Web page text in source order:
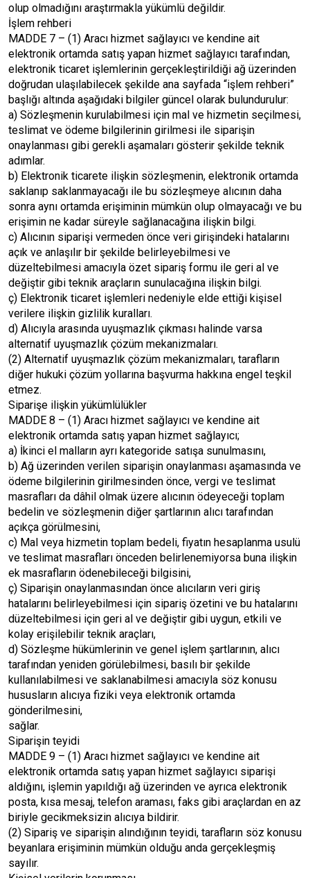
olup olmadığını araştırmakla yükümlü değildir.
İşlem rehberi
MADDE 7 – (1) Aracı hizmet sağlayıcı ve kendine ait
elektronik ortamda satış yapan hizmet sağlayıcı tarafından,
elektronik ticaret işlemlerinin gerçekleştirildiği ağ üzerinden
doğrudan ulaşılabilecek şekilde ana sayfada “işlem rehberi”
başlığı altında aşağıdaki bilgiler güncel olarak bulundurulur:
a) Sözleşmenin kurulabilmesi için mal ve hizmetin seçilmesi,
teslimat ve ödeme bilgilerinin girilmesi ile siparişin
onaylanması gibi gerekli aşamaları gösterir şekilde teknik
adımlar.
b) Elektronik ticarete ilişkin sözleşmenin, elektronik ortamda
saklanıp saklanmayacağı ile bu sözleşmeye alıcının daha
sonra aynı ortamda erişiminin mümkün olup olmayacağı ve bu
erişimin ne kadar süreyle sağlanacağına ilişkin bilgi.
c) Alıcının siparişi vermeden önce veri girişindeki hatalarını
açık ve anlaşılır bir şekilde belirleyebilmesi ve
düzeltebilmesi amacıyla özet sipariş formu ile geri al ve
değiştir gibi teknik araçların sunulacağına ilişkin bilgi.
ç) Elektronik ticaret işlemleri nedeniyle elde ettiği kişisel
verilere ilişkin gizlilik kuralları.
d) Alıcıyla arasında uyuşmazlık çıkması halinde varsa
alternatif uyuşmazlık çözüm mekanizmaları.
(2) Alternatif uyuşmazlık çözüm mekanizmaları, tarafların
diğer hukuki çözüm yollarına başvurma hakkına engel teşkil
etmez.
Siparişe ilişkin yükümlülükler
MADDE 8 – (1) Aracı hizmet sağlayıcı ve kendine ait
elektronik ortamda satış yapan hizmet sağlayıcı;
a) İkinci el malların ayrı kategoride satışa sunulmasını,
b) Ağ üzerinden verilen siparişin onaylanması aşamasında ve
ödeme bilgilerinin girilmesinden önce, vergi ve teslimat
masrafları da dâhil olmak üzere alıcının ödeyeceği toplam
bedelin ve sözleşmenin diğer şartlarının alıcı tarafından
açıkça görülmesini,
c) Mal veya hizmetin toplam bedeli, fiyatın hesaplanma usulü
ve teslimat masrafları önceden belirlenemiyorsa buna ilişkin
ek masrafların ödenebileceği bilgisini,
ç) Siparişin onaylanmasından önce alıcıların veri giriş
hatalarını belirleyebilmesi için sipariş özetini ve bu hatalarını
düzeltebilmesi için geri al ve değiştir gibi uygun, etkili ve
kolay erişilebilir teknik araçları,
d) Sözleşme hükümlerinin ve genel işlem şartlarının, alıcı
tarafından yeniden görülebilmesi, basılı bir şekilde
kullanılabilmesi ve saklanabilmesi amacıyla söz konusu
hususların alıcıya fiziki veya elektronik ortamda
gönderilmesini,
sağlar.
Siparişin teyidi
MADDE 9 – (1) Aracı hizmet sağlayıcı ve kendine ait
elektronik ortamda satış yapan hizmet sağlayıcı siparişi
aldığını, işlemin yapıldığı ağ üzerinden ve ayrıca elektronik
posta, kısa mesaj, telefon araması, faks gibi araçlardan en az
biriyle gecikmeksizin alıcıya bildirir.
(2) Sipariş ve siparişin alındığının teyidi, tarafların söz konusu
beyanlara erişiminin mümkün olduğu anda gerçekleşmiş
sayılır.